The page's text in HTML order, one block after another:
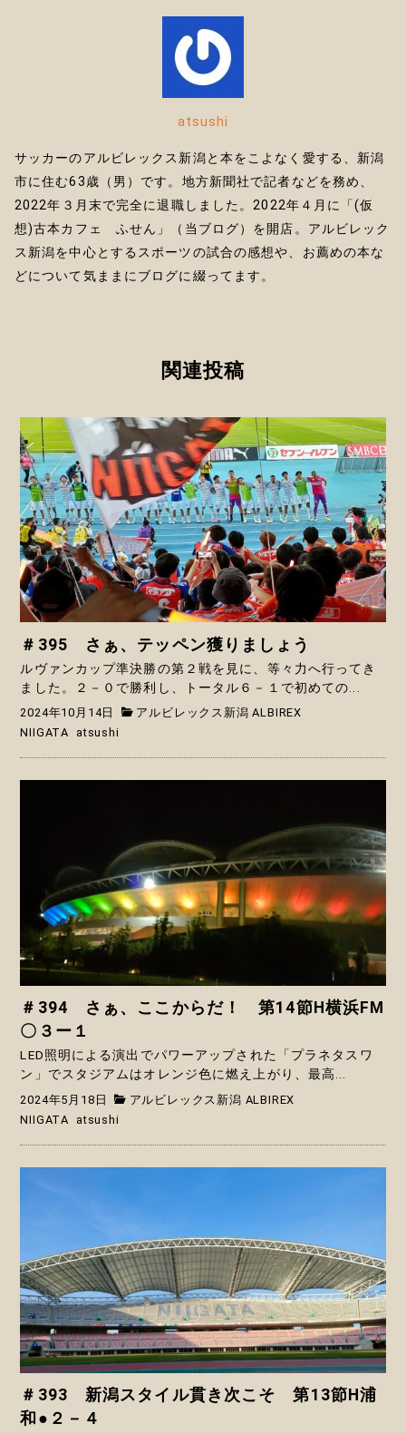
atsushi
サッカーのアルビレックス新潟と本をこよなく愛する、新潟
市に住む63歳（男）です。地方新聞社で記者などを務め、
2022年３月末で完全に退職しました。2022年４月に「(仮
想)古本カフェ ふせん」（当ブログ）を開店。アルビレック
ス新潟を中心とするスポーツの試合の感想や、お薦めの本な
どについて気ままにブログに綴ってます。
関連投稿
＃395 さぁ、テッペン獲りましょう
ルヴァンカップ準決勝の第２戦を見に、等々力へ行ってき
ました。２－０で勝利し、トータル６－１で初めての...
2024年10月14日
アルビレックス新潟 ALBIREX
NIIGATA
atsushi
＃394 さぁ、ここからだ！ 第14節H横浜FM
〇３ー１
LED照明による演出でパワーアップされた「プラネタスワ
ン」でスタジアムはオレンジ色に燃え上がり、最高...
2024年5月18日
アルビレックス新潟 ALBIREX
NIIGATA
atsushi
＃393 新潟スタイル貫き次こそ 第13節H浦
和●２－４